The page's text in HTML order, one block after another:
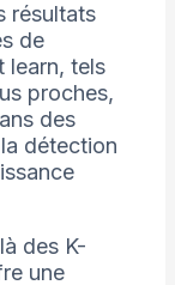
résultats
de
learn, tels
proches,
des
détection
des K-
une